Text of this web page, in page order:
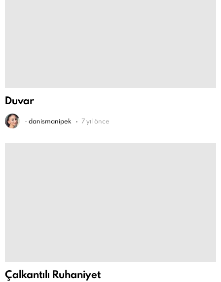
Duvar
-danismanipek 7 yıl önce
Çalkantılı Ruhaniyet